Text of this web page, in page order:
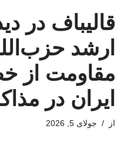
قالیباف در
ارشد
مقاومت از
ایران در
از جولای 5, 2026